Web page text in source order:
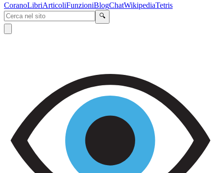
CoranoLibriArticoliFunzioniBlogChatWikipediaTetris
🔍